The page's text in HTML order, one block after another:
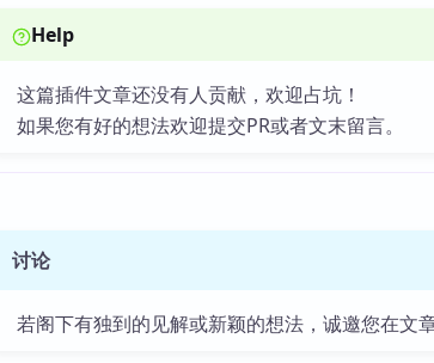
Help
这篇插件文章还没有人贡献，欢迎占坑！
如果您有好的想法欢迎提交PR或者文末留言。
讨论
若阁下有独到的见解或新颖的想法，诚邀您在文